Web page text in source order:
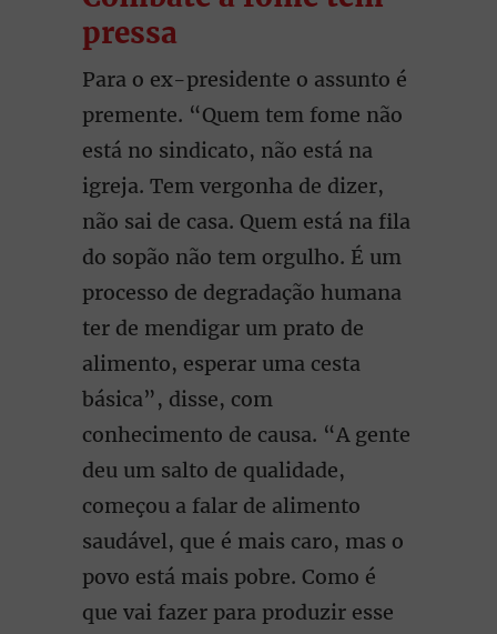
pressa
Para o ex-presidente o assunto é
premente. “Quem tem fome não
está no sindicato, não está na
igreja. Tem vergonha de dizer,
não sai de casa. Quem está na fila
do sopão não tem orgulho. É um
processo de degradação humana
ter de mendigar um prato de
alimento, esperar uma cesta
básica”, disse, com
conhecimento de causa. “A gente
deu um salto de qualidade,
começou a falar de alimento
saudável, que é mais caro, mas o
povo está mais pobre. Como é
que vai fazer para produzir esse